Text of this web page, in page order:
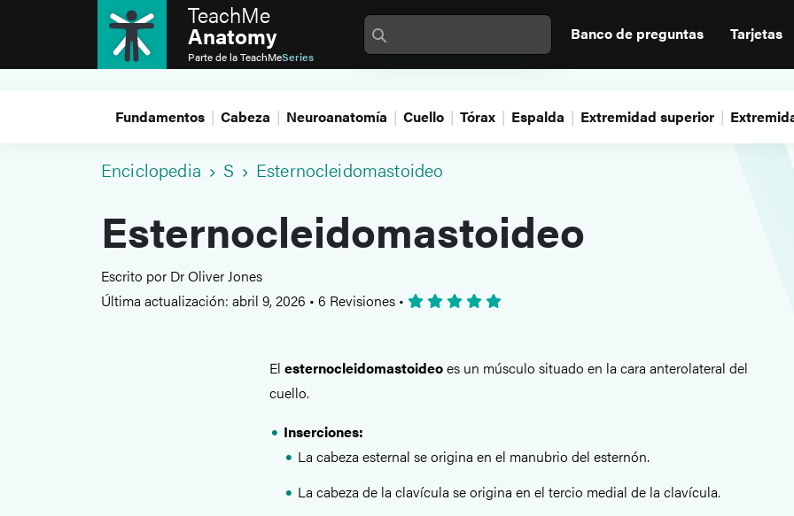
TeachMe
Anatomy
Parte de laTeachMeSeries
Banco de preguntas Tarjetas
Fundamentos Cabeza Neuroanatomía Cuello Tórax Espalda Extremidad superior
Enciclopedia S Esternocleidomastoideo
Esternocleidomastoideo
Escrito por Dr Oliver Jones
Última actualización: abril 9, 2026 • 6 Revisiones •
El esternocleidomastoideoes un músculo situado en la cara anterolateral del
cuello.
Inserciones:
La cabeza esternal se origina en el manubrio del esternón.
La cabeza de la clavícula se origina en el tercio medial de la clavícula.